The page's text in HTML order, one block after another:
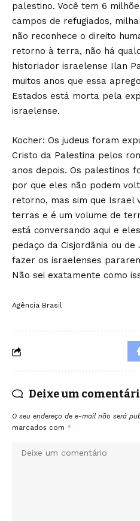
palestino. Você tem 6
campos de refugiados,
não reconhece o direito
retorno à terra, não há
historiador israelense Ilan
muitos anos que essa
Estados está morta pela
israelense.
Kocher: Os judeus foram
Cristo da Palestina pelos
anos depois. Os palestinos
por que eles não podem
retorno, mas sim que Israel
terras e é um volume de
está conversando aqui e
pedaço da Cisjordânia ou
fazer os israelenses
Não sei exatamente como
Agência Brasil
Deixe um
O seu endereço de e-mail não será
marcados com *